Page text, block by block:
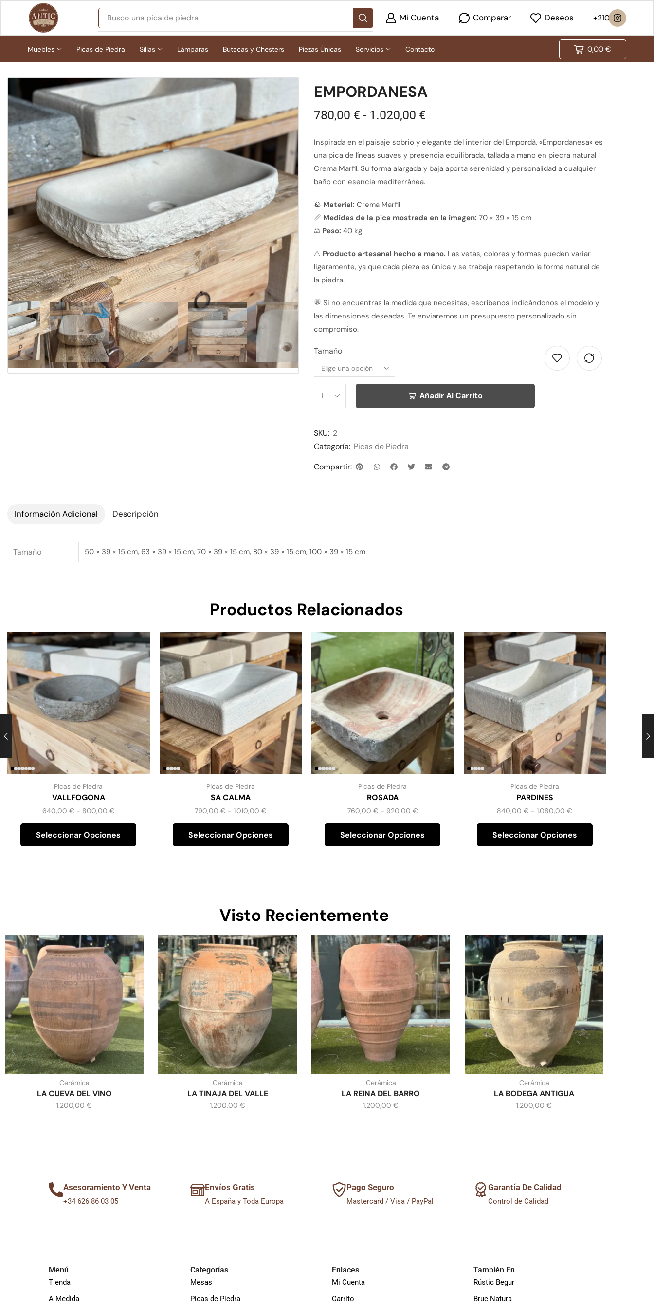
Busco una pica de piedra Mi Cuenta Comparar Deseos
Muebles Picas de Piedra Sillas Lámparas Butacas y Chesters Piezas Únicas Servicios Contacto 0,00 €
EMPORDANESA
780,00 € - 1.020,00 €
Inspirada en el paisaje sobrio y elegante del interior del Empordà, «Empordanesa» es
una pica de líneas suaves y presencia equilibrada, tallada a mano en piedra natural
Crema Marfil. Su forma alargada y baja aporta serenidad y personalidad a cualquier
baño con esencia mediterránea.
🪨 Material: Crema Marfil
📏 Medidas de la pica mostrada en la imagen: 70 × 39 × 15 cm
⚖️ Peso: 40 kg
⚠️ Producto artesanal hecho a mano. Las vetas, colores y formas pueden variar
ligeramente, ya que cada pieza es única y se trabaja respetando la forma natural de
la piedra.
💬 Si no encuentras la medida que necesitas, escríbenos indicándonos el modelo y
las dimensiones deseadas. Te enviaremos un presupuesto personalizado sin
compromiso.
Tamaño
Añadir Al Carrito
Alternative:
SKU: 2
Categoría: Picas de Piedra
Compartir:
Información Adicional Descripción
Tamaño 50 × 39 × 15 cm, 63 × 39 × 15 cm, 70 × 39 × 15 cm, 80 × 39 × 15 cm, 100 × 39 × 15 cm
Productos Relacionados
Picas de Piedra
VALLFOGONA
640,00 € - 800,00 €
Seleccionar Opciones
Picas de Piedra
SA CALMA
790,00 € - 1.010,00 €
Seleccionar Opciones
Picas de Piedra
ROSADA
760,00 € - 920,00 €
Seleccionar Opciones
Picas de Piedra
PARDINES
840,00€ - 1.080,00€
Seleccionar Opciones
Visto Recientemente
Cerámica
LA CUEVA DEL VINO
1.200,00 €
Cerámica
LA TINAJA DEL VALLE
1.200,00 €
Cerámica
LA REINA DEL BARRO
1.200,00 €
Cerámica
LA BODEGA ANTIGUA
1.200,00 €
Asesoramiento Y Venta
+34 626 86 03 05
Envíos Gratis
A España y Toda Europa
Pago Seguro
Mastercard / Visa / PayPal
Garantía De Calidad
Control de Calidad
Menú
Tienda
A Medida
Mesas
Picas de Piedra
Categorías
Mi Cuenta
Carrito
Enlaces
Rústic Begur
Bruc Natura
También En